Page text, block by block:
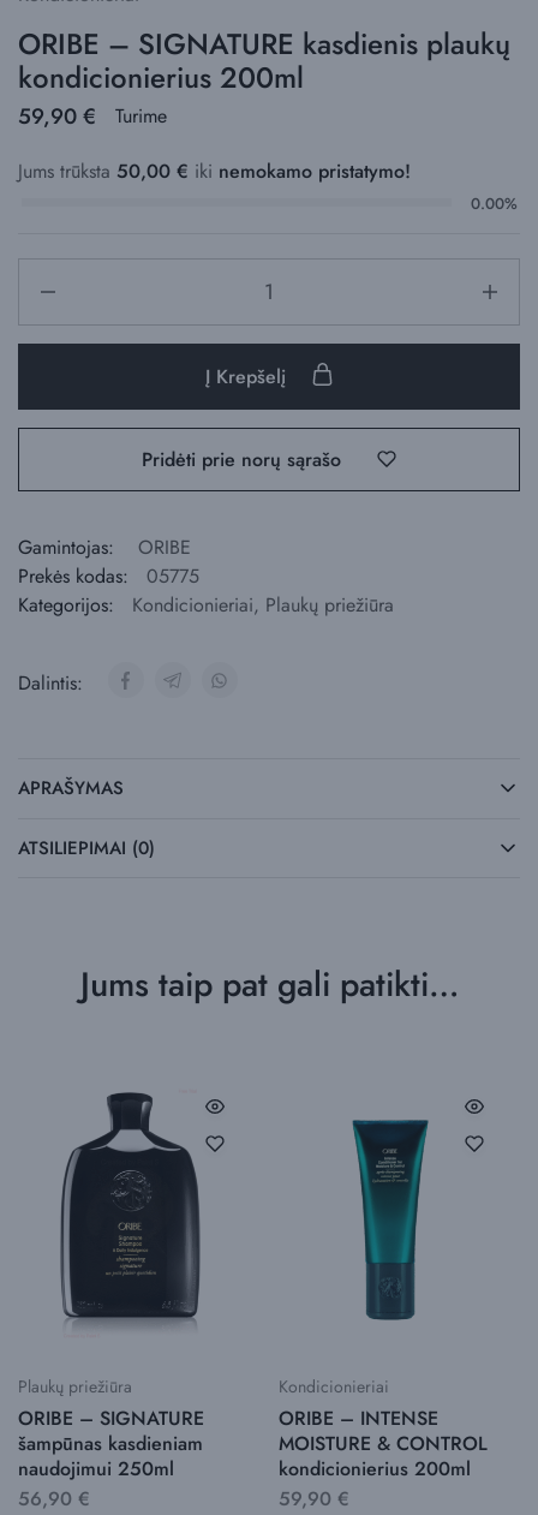
ORIBE – SIGNATURE kasdienis plaukų
kondicionierius 200ml
59,90€
Turime
Jums trūksta 50,00 € iki nemokamo pristatymo!
0.00%
Į Krepšelį
Pridėti prie norų sąrašo
Gamintojas:
ORIBE
Prekės kodas:
05775
Kategorijos:
Kondicionieriai, Plaukų priežiūra
Dalintis:
APRAŠYMAS
ATSILIEPIMAI (0)
Jums taip pat gali patikti…
Plaukų priežiūra
ORIBE – SIGNATURE
šampūnas kasdieniam
naudojimui 250ml
56,90 €
Kondicionieriai
ORIBE – INTENSE
MOISTURE & CONTROL
kondicionierius 200ml
59,90 €